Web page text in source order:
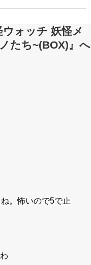
ウォッチ 妖怪メ
たち~(BOX)』へ
。怖いので5で止